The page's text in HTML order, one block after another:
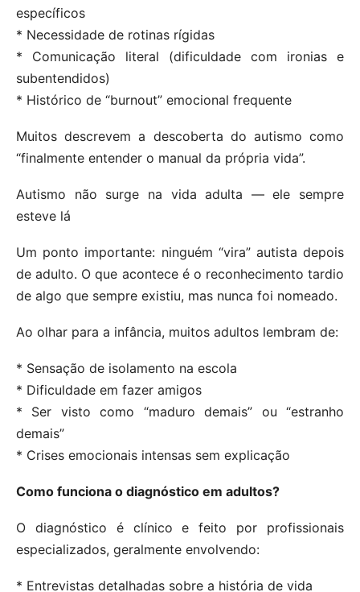
específicos
* Necessidade de rotinas rígidas
* Comunicação literal (dificuldade com ironias e
subentendidos)
* Histórico de “burnout” emocional frequente
Muitos descrevem a descoberta do autismo como
“finalmente entender o manual da própria vida”.
Autismo não surge na vida adulta — ele sempre
esteve lá
Um ponto importante: ninguém “vira” autista depois
de adulto. O que acontece é o reconhecimento tardio
de algo que sempre existiu, mas nunca foi nomeado.
Ao olhar para a infância, muitos adultos lembram de:
* Sensação de isolamento na escola
* Dificuldade em fazer amigos
* Ser visto como “maduro demais” ou “estranho
demais”
* Crises emocionais intensas sem explicação
Como funciona o diagnóstico em adultos?
O diagnóstico é clínico e feito por profissionais
especializados, geralmente envolvendo:
* Entrevistas detalhadas sobre a história de vida